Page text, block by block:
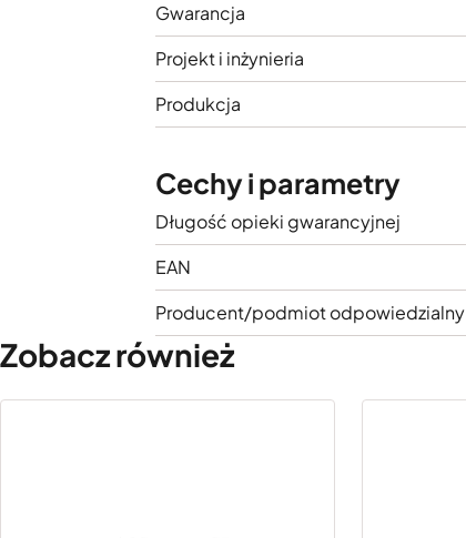
Gwarancja
Projekt i inżynieria
Produkcja
Cechy i parametry
Długość opieki gwarancyjnej
EAN
Producent/podmiot odpowiedzialny
Zobacz również